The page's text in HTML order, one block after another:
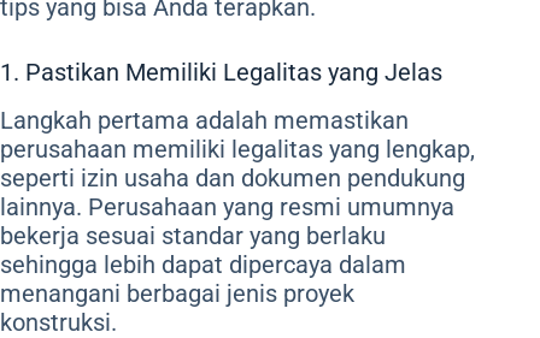
tips yang bisa Anda terapkan.
1. Pastikan Memiliki Legalitas yang Jelas
Langkah pertama adalah memastikan
perusahaan memiliki legalitas yang lengkap,
seperti izin usaha dan dokumen pendukung
lainnya. Perusahaan yang resmi umumnya
bekerja sesuai standar yang berlaku
sehingga lebih dapat dipercaya dalam
menangani berbagai jenis proyek
konstruksi.